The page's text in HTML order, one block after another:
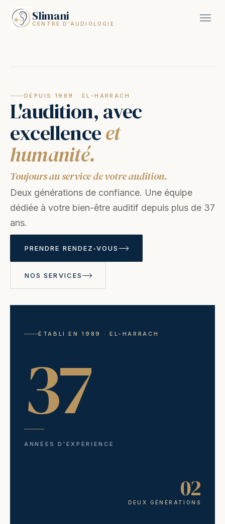
Slimani
CENTRE D'AUDIOLOGIE
DEPUIS 1989 · EL-HARRACH
L'audition, avec
excellenceet
humanité.
Toujours au service de votre audition.
Deux générations de confiance. Une équipe
dédiée à votre bien-être auditif depuis plus de 37
ans.
PRENDRE RENDEZ-VOUS
NOS SERVICES
ÉTABLI EN 1989 · EL-HARRACH
37
ANNÉES D'EXPÉRIENCE
02
DEUX GÉNÉRATIONS